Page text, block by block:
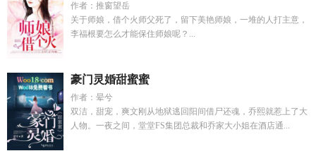
作者：推窗望岳
关于师娘，借个火师父死了，留下美艳师娘，一堆的人打主意，
李福根要怎么才能保住师娘呢？...
豪门灵婚甜蜜蜜
作者：晕兮
双洁，甜宠，爽文刚从地狱逃回阳间借尸还魂，乔熙就惹上了大
人物。一夜之间，堂堂FS集团总裁和乔家大小姐在酒店通...